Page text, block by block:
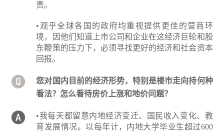
责。
•观乎全球各国的政府均重视提供更佳的营商环
境，因他们知道上市公司和企业在这经济巨轮和股
东鞭策的压力下，必须寻找更好的经济和社会资本
回报。
您对国内目前的经济形势，特别是楼市走向持何种
看法？怎么看待房价上涨和地价问题？
•我每天都留意内地经济变迁、国民收入变化、教
育发展情况。以每年计，内地大学毕业生超过600